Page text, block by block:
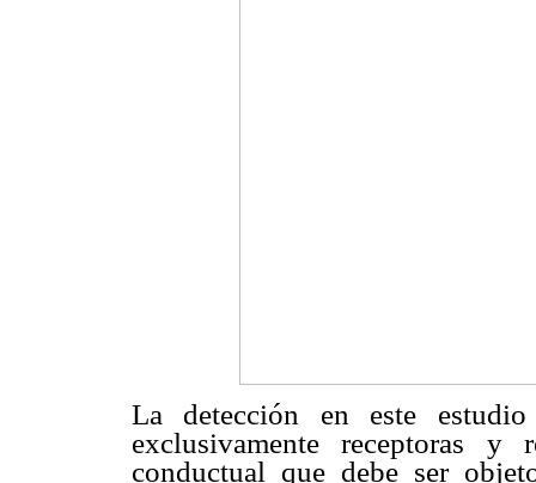
La detección en este estudio
exclusivamente receptoras y
conductual que debe ser